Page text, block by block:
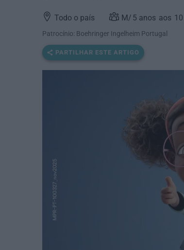
Todo o país 5 anos 10
Patrocínio: Boehringer Ingelheim Portugal
PARTILHAR ESTE ARTIGO